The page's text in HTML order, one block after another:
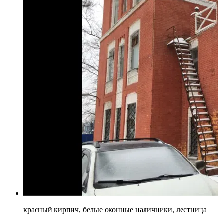
красный кирпич, белые оконные наличники, лестница